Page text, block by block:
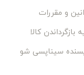
و مقررات
بازگرداندن کالا
سیناپسی شو